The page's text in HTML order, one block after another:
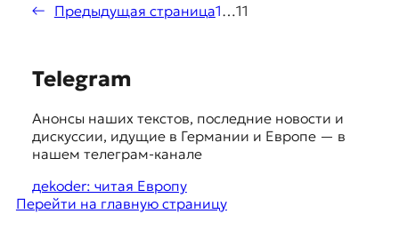
← Предыдущая страница1 …11
s
Telegram
Анонсы наших текстов, последние новости и
дискуссии, идущие в Германии и Европе — в
нашем телеграм-канале
дekoder: читая Европу
Перейти на главную страницу